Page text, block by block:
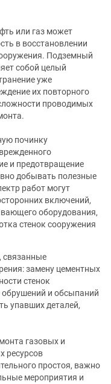
или газ может
в восстановлении
Подземный
собой целый
уже
их повторного
проводимых
починку
и предотвращение
добывать полезные
работ могут
включений,
оборудования,
стенок сооружения
связанные
замену цементных
стенок
обрушений и обсыпаний
упавших деталей,
газовых и
ресурсов
простоя, важно
мероприятия и